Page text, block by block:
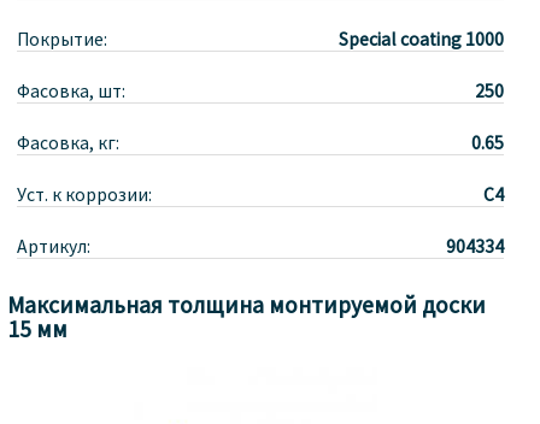
Покрытие: Special coating 1000
Фасовка, шт: 250
Фасовка, кг: 0.65
Уст. к коррозии: С4
Артикул: 904334
Максимальная толщина монтируемой доски
15 мм